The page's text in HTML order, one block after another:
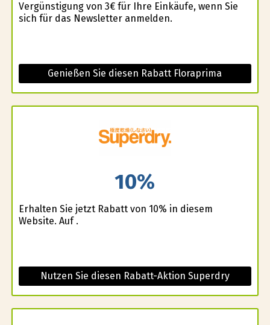
Vergünstigung von 3€ für Ihre Einkäufe, wenn Sie
sich für das Newsletter anmelden.
Genießen Sie diesen Rabatt Floraprima
10%
Erhalten Sie jetzt Rabatt von 10% in diesem
Website. Auf .
Nutzen Sie diesen Rabatt-Aktion Superdry